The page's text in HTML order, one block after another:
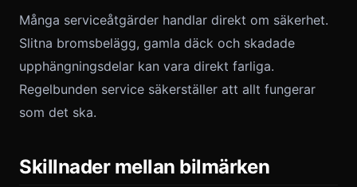
Många serviceåtgärder handlar direkt om säkerhet.
Slitna bromsbelägg, gamla däck och skadade
upphängningsdelar kan vara direkt farliga.
Regelbunden service säkerställer att allt fungerar
som det ska.
Skillnader mellan bilmärken